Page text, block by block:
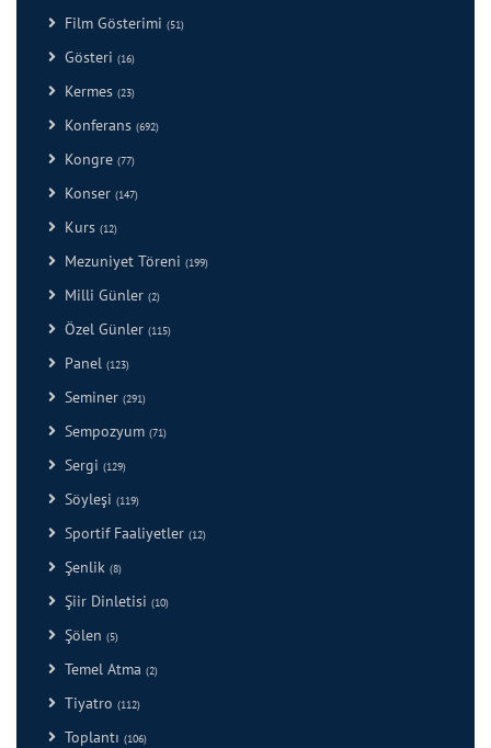
Film Gösterimi (51)
Gösteri (16)
Kermes (23)
Konferans (692)
Kongre (77)
Konser (147)
Kurs (12)
Mezuniyet Töreni (199)
Milli Günler (2)
Özel Günler (115)
Panel (123)
Seminer (291)
Sempozyum (71)
Sergi (129)
Söyleşi (119)
Sportif Faaliyetler (12)
Şenlik (8)
Şiir Dinletisi (10)
Şölen (5)
Temel Atma (2)
Tiyatro (112)
Toplantı (106)